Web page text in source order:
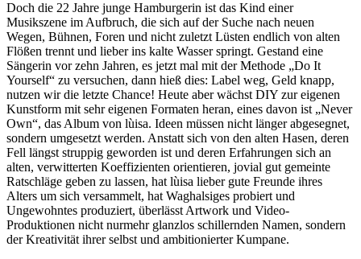
Doch die 22 Jahre junge Hamburgerin ist das Kind einer
Musikszene im Aufbruch, die sich auf der Suche nach neuen
Wegen, Bühnen, Foren und nicht zuletzt Lüsten endlich von alten
Flößen trennt und lieber ins kalte Wasser springt. Gestand eine
Sängerin vor zehn Jahren, es jetzt mal mit der Methode „Do It
Yourself“ zu versuchen, dann hieß dies: Label weg, Geld knapp,
nutzen wir die letzte Chance! Heute aber wächst DIY zur eigenen
Kunstform mit sehr eigenen Formaten heran, eines davon ist „Never
Own“, das Album von lùisa. Ideen müssen nicht länger abgesegnet,
sondern umgesetzt werden. Anstatt sich von den alten Hasen, deren
Fell längst struppig geworden ist und deren Erfahrungen sich an
alten, verwitterten Koeffizienten orientieren, jovial gut gemeinte
Ratschläge geben zu lassen, hat lùisa lieber gute Freunde ihres
Alters um sich versammelt, hat Waghalsiges probiert und
Ungewohntes produziert, überlässt Artwork und Video-
Produktionen nicht nurmehr glanzlos schillernden Namen, sondern
der Kreativität ihrer selbst und ambitionierter Kumpane.